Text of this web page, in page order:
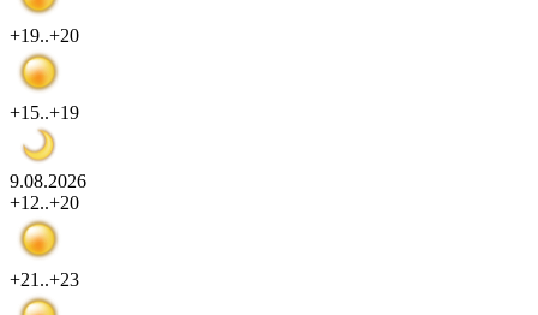
+19..+20
+15..+19
9.08.2026
+12..+20
+21..+23